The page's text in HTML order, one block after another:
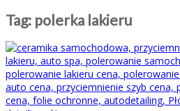
Tag: polerka lakieru